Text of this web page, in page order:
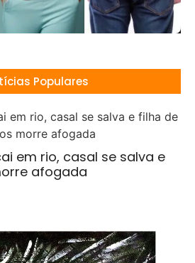
Populares
em rio, casal se salva e
afogada